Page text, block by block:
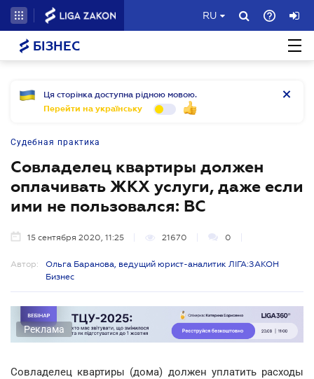
RU
БІЗНЕС
Ця сторінка доступна рідною мовою.
Перейти на українську
Судебная практика
Совладелец квартиры должен
оплачивать ЖКХ услуги, даже если
ими не пользовался: ВС
15 сентября 2020, 11:25 21670 0
Автор:
Ольга Баранова, ведущий юрист-аналитик ЛІГА:ЗАКОН
Бизнес
Реклама
Совладелец квартиры (дома) должен уплатить расходы